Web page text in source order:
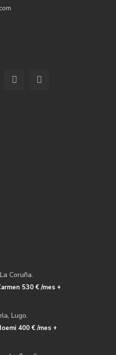
Coruña.
530 €/mes +
Lugo.
400 €/mes +